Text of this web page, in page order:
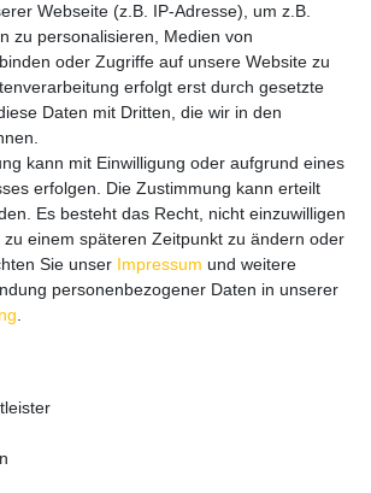
Sie, wenn wir telefonisch wegen hoher
nicht erreichbar sein sollten.
gerne eine E-Mail mit Ihrer Telefonnummer
und der Bitte um Rückruf.
Sie schnellstmöglich zurück.
in die folgenden Länder
(DE) ab 69 €
Webseite (z.B. IP-Adresse), um z.B.
zu personalisieren, Medien von
oder Zugriffe auf unsere Website zu
erfolgt erst durch gesetzte
Daten mit Dritten, die wir in den
kann mit Einwilligung oder aufgrund eines
erfolgen. Die Zustimmung kann erteilt
Es besteht das Recht, nicht einzuwilligen
zu einem späteren Zeitpunkt zu ändern oder
Sie unser Impressum und weitere
personenbezogener Daten in unserer